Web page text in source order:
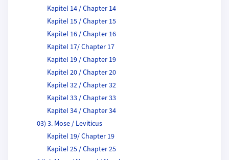
Kapitel 14 / Chapter 14
Kapitel 15 / Chapter 15
Kapitel 16 / Chapter 16
Kapitel 17/ Chapter 17
Kapitel 19 / Chapter 19
Kapitel 20 / Chapter 20
Kapitel 32 / Chapter 32
Kapitel 33 / Chapter 33
Kapitel 34 / Chapter 34
03) 3. Mose / Leviticus
Kapitel 19/ Chapter 19
Kapitel 25 / Chapter 25